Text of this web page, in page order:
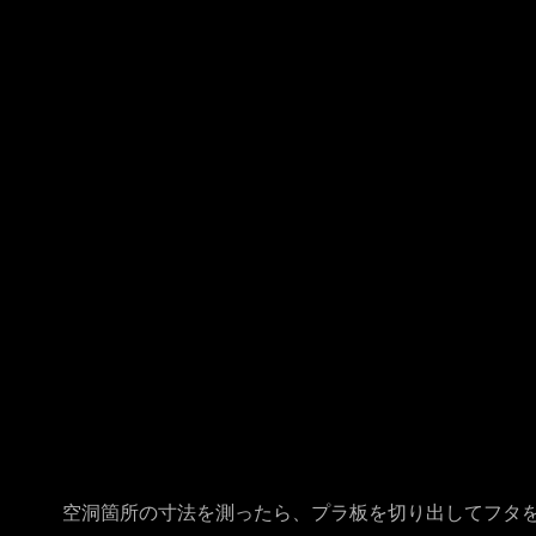
空洞箇所の寸法を測ったら、プラ板を切り出してフタ